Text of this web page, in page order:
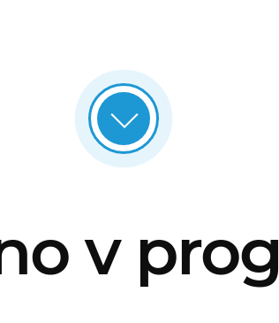
v